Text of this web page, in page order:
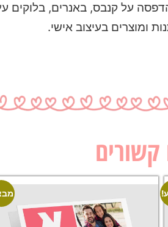
על קנבס, באנרים, בלוקים
ומוצרים בעיצוב אישי.
קשורים